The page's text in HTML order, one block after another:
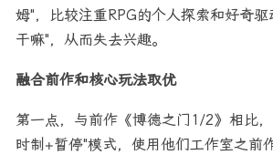
姆"，比较注重RPG的个人探索和好奇
干嘛"，从而失去兴趣。
融合前作和核心玩法取优
第一点，与前作《博德之门1/2》相比
时制+暂停"模式，使用他们工作室之前